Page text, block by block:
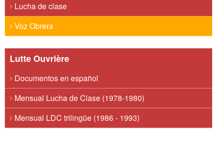
Lucha de clase
Voz Obrera
Lutte Ouvrière
Documentos en español
Mensual Lucha de Clase (1978-1980)
Mensual LDC trilingüe (1986 - 1993)